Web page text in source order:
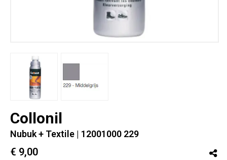
Collonil
Nubuk + Textile | 12001000 229
€ 9,00